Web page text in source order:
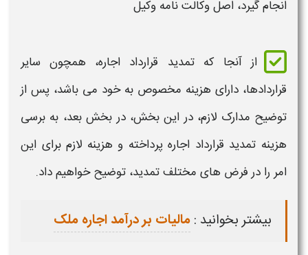
انجام گیرد، اصل وکالت نامه وکیل
از آنجا که تمدید قرارداد اجاره، همچون سایر
قراردادها، دارای هزینه مخصوص به خود می باشد، پس از
توضیح مدارک لازم، در این بخش، در بخش بعد، به برسی
هزینه تمدید قرارداد اجارهپرداخته و هزینه لازم برای این
امر را در فرض های مختلفتمدید، توضیح خواهیم داد.
بیشتر بخوانید :مالیات بر درآمد اجاره ملک